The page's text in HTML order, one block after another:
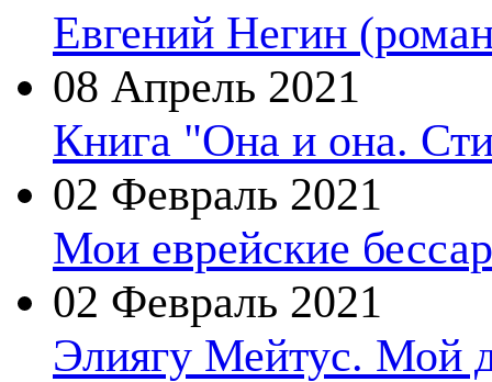
Евгений Негин
08 Апрель 2021
Книга "Она и она.
02 Февраль 2021
Мои еврейские
02 Февраль 2021
Элиягу Мейтус. Мой